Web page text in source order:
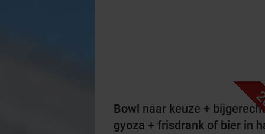
Bowl naar keuze +
gyoza + frisdrank of bier in